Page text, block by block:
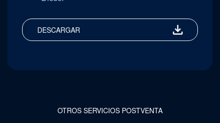
DESCARGAR
OTROS SERVICIOS POSTVENTA